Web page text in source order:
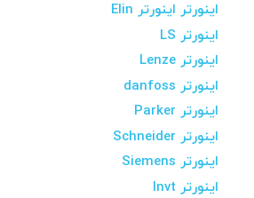
اینورتر اینورتر Elin
اینورتر LS
اینورتر Lenze
اینورتر danfoss
اینورتر Parker
اینورتر Schneider
اینورتر Siemens
اینورتر Invt